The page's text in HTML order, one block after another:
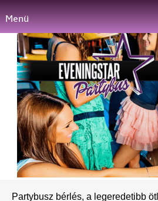
Menü
Partybusz bérlés, a legeredetibb